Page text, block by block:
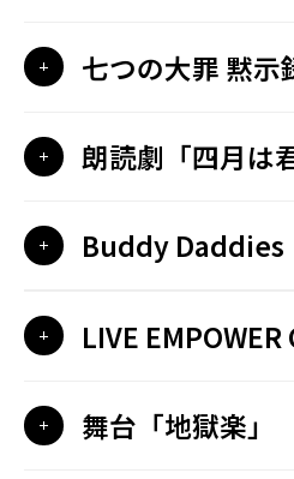
七つの大罪 黙示
朗読劇「四月は
Buddy Daddies
LIVE
舞台「地獄楽」